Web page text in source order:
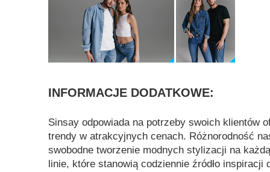
INFORMACJE DODATKOWE:
Sinsay odpowiada na potrzeby swoich klientów
trendy w atrakcyjnych cenach. Różnorodność
swobodne tworzenie modnych stylizacji na
linie, które stanowią codziennie źródło inspiracji